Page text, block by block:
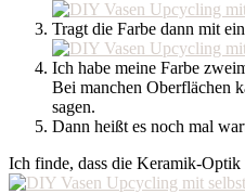
Tragt die Farbe dann mit
Ich habe meine Farbe
Bei manchen Oberflächen
sagen.
Dann heißt es noch mal
Ich finde, dass die Keramik-Optik